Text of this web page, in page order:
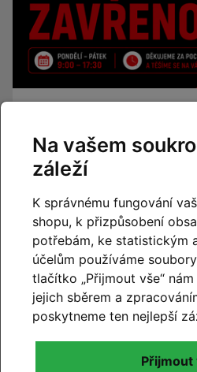
července máme o
zavřeno
Číst článek
Na vašem
záleží
K správnému fungování
shopu, k přizpůsobení
potřebám, ke statistickým
účelům používáme
tlačítko „Přijmout vše“
jejich sběrem a
poskytneme ten nejlepší
Přijmout